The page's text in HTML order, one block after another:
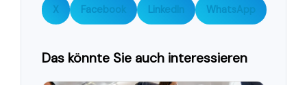
X Facebook LinkedIn WhatsApp
Das könnte Sie auch interessieren